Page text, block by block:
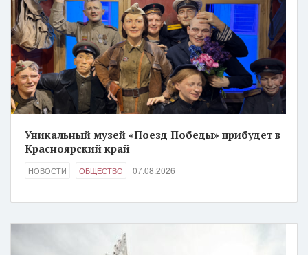
Уникальный музей «Поезд Победы» прибудет в
Красноярский край
НОВОСТИ ОБЩЕСТВО 07.08.2026